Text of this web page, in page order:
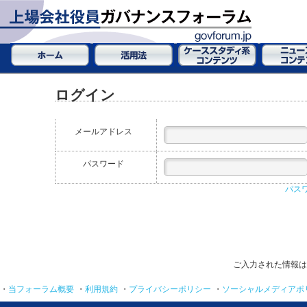
ログイン
メールアドレス
パスワード
パス
ご入力された情報
・ 当フォーラム概要 ・ 利用規約 ・ プライバシーポリシー ・ ソーシャルメディアポ